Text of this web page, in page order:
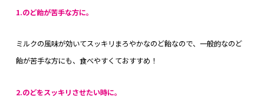
1.のど飴が苦手な方に。
ミルクの風味が効いてスッキリまろやかなのど飴なので、一般的なのど
飴が苦手な方にも、食べやすくておすすめ！
2.のどをスッキリさせたい時に。